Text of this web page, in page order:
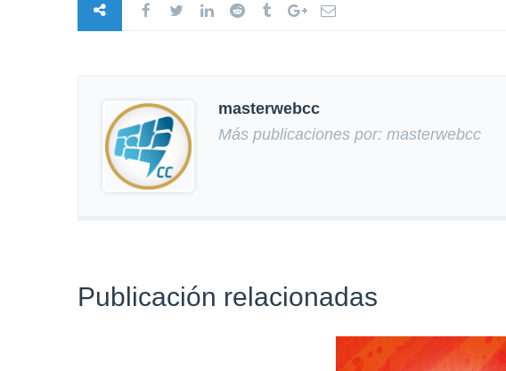
masterwebcc
Más publicaciones por: masterwebcc
Publicación relacionadas